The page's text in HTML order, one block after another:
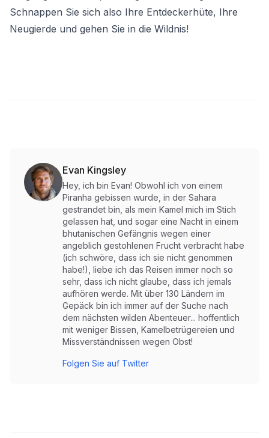
Schnappen Sie sich also Ihre Entdeckerhüte, Ihre
Neugierde und gehen Sie in die Wildnis!
Evan Kingsley
Hey, ich bin Evan! Obwohl ich von einem
Piranha gebissen wurde, in der Sahara
gestrandet bin, als mein Kamel mich im Stich
gelassen hat, und sogar eine Nacht in einem
bhutanischen Gefängnis wegen einer
angeblich gestohlenen Frucht verbracht habe
(ich schwöre, dass ich sie nicht genommen
habe!), liebe ich das Reisen immer noch so
sehr, dass ich nicht glaube, dass ich jemals
aufhören werde. Mit über 130 Ländern im
Gepäck bin ich immer auf der Suche nach
dem nächsten wilden Abenteuer... hoffentlich
mit weniger Bissen, Kamelbetrügereien und
Missverständnissen wegen Obst!
Folgen Sie auf Twitter